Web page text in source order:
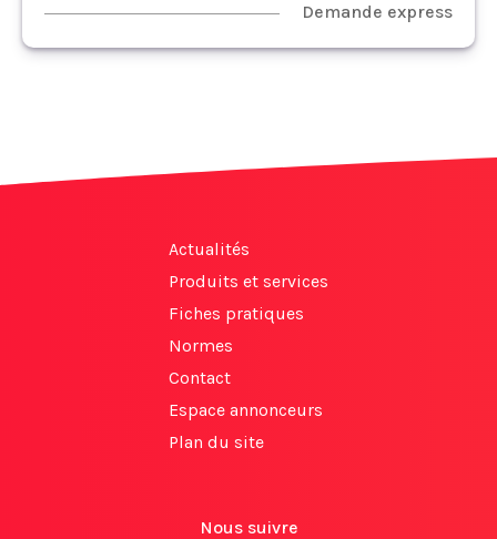
Demande express
Actualités
Produits et services
Fiches pratiques
Normes
Contact
Espace annonceurs
Plan du site
Nous suivre